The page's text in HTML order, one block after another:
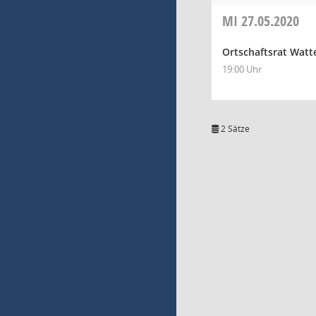
MI 27.05.2020
Ortschaftsrat
19:00 Uhr
2 Sätze